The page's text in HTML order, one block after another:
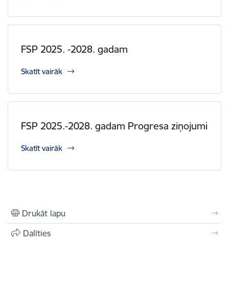
FSP 2025. -2028. gadam
Skatīt vairāk
FSP 2025.-2028. gadam Progresa ziņojumi
Skatīt vairāk
Drukāt lapu
Dalīties